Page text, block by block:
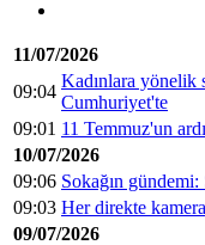
11/07/2026
09:04
Kadınlara yönelik
Cumhuriyet'te
09:01 11 Temmuz'un
10/07/2026
09:06 Sokağın gündemi:
09:03 Her direkte
09/07/2026